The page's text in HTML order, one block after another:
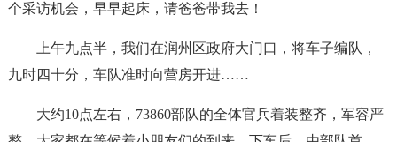
个采访机会，早早起床，请爸爸带我去！
上午九点半，我们在润州区政府大门口，将车子编队，
九时四十分，车队准时向营房开进……
大约10点左右，73860部队的全体官兵着装整齐，军容严